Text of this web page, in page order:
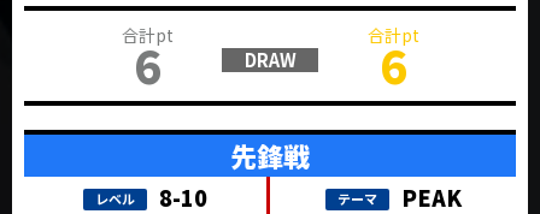
6 6
PEAK